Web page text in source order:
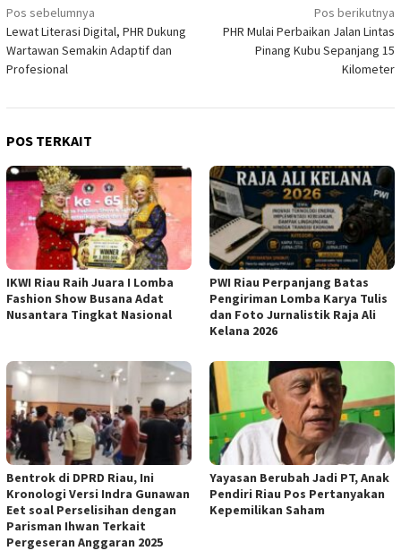
Navigasi
pos
Pos sebelumnya
Lewat Literasi Digital, PHR Dukung
Wartawan Semakin Adaptif dan
Profesional
Pos berikutnya
PHR Mulai Perbaikan Jalan Lintas
Pinang Kubu Sepanjang 15
Kilometer
POS TERKAIT
IKWI Riau Raih Juara I Lomba
Fashion Show Busana Adat
Nusantara Tingkat Nasional
PWI Riau Perpanjang Batas
Pengiriman Lomba Karya Tulis
dan Foto Jurnalistik Raja Ali
Kelana 2026
Bentrok di DPRD Riau, Ini
Kronologi Versi Indra Gunawan
Eet soal Perselisihan dengan
Parisman Ihwan Terkait
Pergeseran Anggaran 2025
Yayasan Berubah Jadi PT, Anak
Pendiri Riau Pos Pertanyakan
Kepemilikan Saham